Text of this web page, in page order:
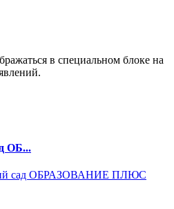
в специальном блоке на
ОБ...
сад ОБРАЗОВАНИЕ ПЛЮС